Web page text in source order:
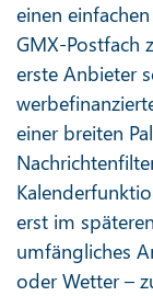
einen
GMX-Postfach
erste Anbieter
einer breiten
erst im
umfängliches
oder Wetter –